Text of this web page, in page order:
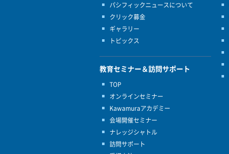
パシフィックニュースについて
クリック募金
ギャラリー
トピックス
教育セミナー＆訪問サポート
TOP
オンラインセミナー
Kawamuraアカデミー
会場開催セミナー
ナレッジシャトル
訪問サポート